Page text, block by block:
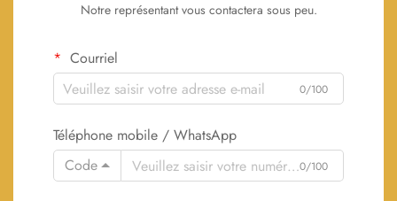
Notre représentant vous contactera sous peu.
Courriel
0/100
Téléphone mobile / WhatsApp
Code
0/100